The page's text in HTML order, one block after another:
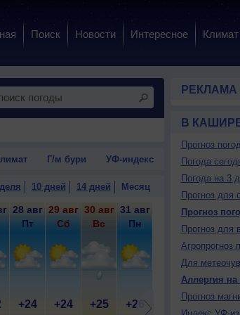
Поиск Новости Интересное Климат
Г/м бури УФ-индекс
10 дней 14 дней Месяц
28 авг
Пт
+24
29 авг
Сб
+24
30 авг
Вс
+25
31 авг
Пн
+26
1 сен
2 сен
+26
3
РЕКЛАМА
В
Прогноз
Погода
Погода на 3
Прогноз для
Прогноз
Прогноз для
Агропрогноз
Для
Аллергия на
Прогноз